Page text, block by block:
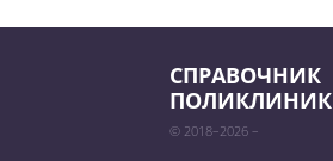
СПРАВОЧНИК
ПОЛИКЛИНИК
© 2018–2026 –